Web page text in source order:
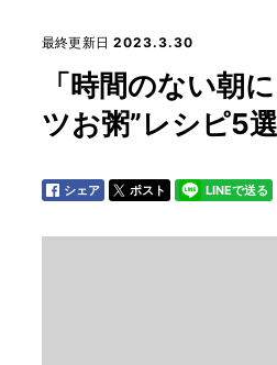
最終更新日 2023.3.30
「時間のない朝
ツお粥”レシピ5選
シェア ポスト LINEで送る